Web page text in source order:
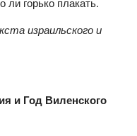
израильского и
и Год Виленского